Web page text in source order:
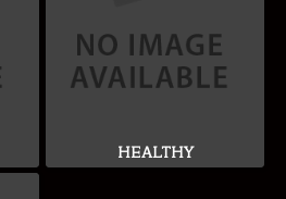
HEALTHY